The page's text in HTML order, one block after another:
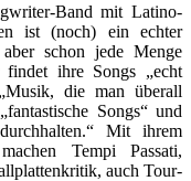
Band mit Latino-
ist (noch) ein echter
schon jede Menge
findet ihre Songs „echt
die man überall
Songs“ und
Mit ihrem
Tempi Passati,
auch Tour-